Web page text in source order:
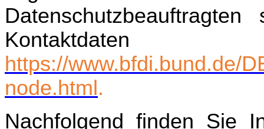
https://www.bfdi.bund.de/
node.html.
Nachfolgend finden Sie